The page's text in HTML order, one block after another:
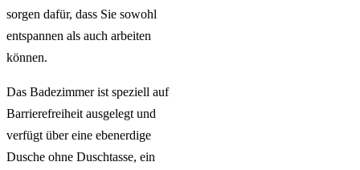
sorgen dafür, dass Sie sowohl
entspannen als auch arbeiten
können.
Das Badezimmer ist speziell auf
Barrierefreiheit ausgelegt und
verfügt über eine ebenerdige
Dusche ohne Duschtasse, ein